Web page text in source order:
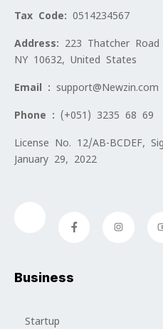
Tax Code: 0514234567
Address: 223 Thatcher
NY 10632, United States
Email : support@Newzin.com
Phone : (+051) 3235 68 69
License No. 12/AB-BCDEF,
January 29, 2022
Business
Startup